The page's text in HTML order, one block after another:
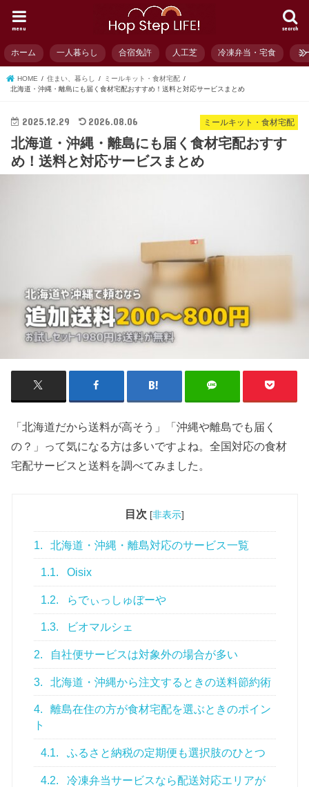
search
menu
ホーム 一人暮らし 合宿免許 人工芝 冷凍弁当・宅食 ミ
HOME 住まい、暮らし
ミールキット・食材宅配
北海道・沖縄・離島にも届く食材宅配おすすめ！送料と対応サービスまとめ
ミールキット・食材宅配
2025.12.29 2026.08.06
北海道・沖縄・離島にも届く食材宅配おすす
め！送料と対応サービスまとめ
「北海道だから送料が高そう」「沖縄や離島でも届く
の？」って気になる方は多いですよね。全国対応の食材
宅配サービスと送料を調べてみました。
目次 [非表示]
1. 北海道・沖縄・離島対応のサービス一覧
1.1. Oisix
1.2. らでぃっしゅぼーや
1.3. ビオマルシェ
2. 自社便サービスは対象外の場合が多い
3. 北海道・沖縄から注文するときの送料節約術
4.
離島在住の方が食材宅配を選ぶときのポイン
ト
4.1. ふるさと納税の定期便も選択肢のひとつ
4.2.
冷凍弁当サービスなら配送対応エリアが